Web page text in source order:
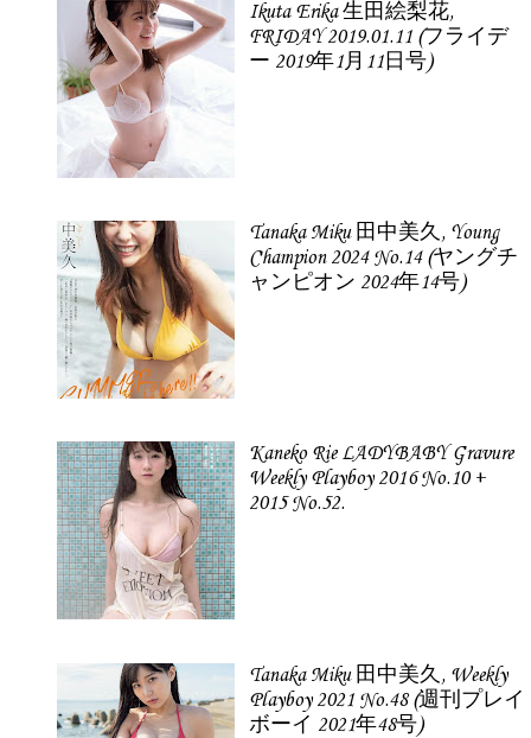
Ikuta Erika 生田絵梨花,
FRIDAY 2019.01.11 (フライデ
ー 2019年1月11日号)
Tanaka Miku 田中美久, Young
Champion 2024 No.14 (ヤングチ
ャンピオン 2024年14号)
Kaneko Rie LADYBABY Gravure
Weekly Playboy 2016 No.10 +
2015 No.52.
Tanaka Miku 田中美久, Weekly
Playboy 2021 No.48 (週刊プレイ
ボーイ 2021年48号)